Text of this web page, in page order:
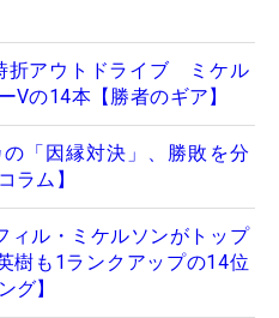
折アウトドライブ ミケル
Vの14本【勝者のギア】
「因縁対決」、勝敗を分
ラム】
ィル・ミケルソンがトップ
も1ランクアップの14位
グ】